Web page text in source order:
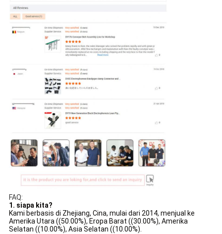
FAQ:
1. siapa kita?
Kami berbasis di Zhejiang, Cina, mulai dari 2014, menjual ke
Amerika Utara ((50.00%), Eropa Barat ((30.00%), Amerika
Selatan ((10.00%), Asia Selatan ((10.00%).